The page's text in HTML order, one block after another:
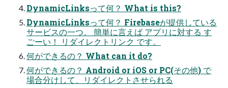
DynamicLinksって何？ What is this?
DynamicLinksって何？ Firebaseが提供している
サービスの一つ。 簡単に言えば アプリに対する す
ごーい！ リダイレクトリンク です。
何ができるの？ What can it do?
何ができるの？ Android or iOS or PC(その他) で
場合分けして、リダイレクトさせられる